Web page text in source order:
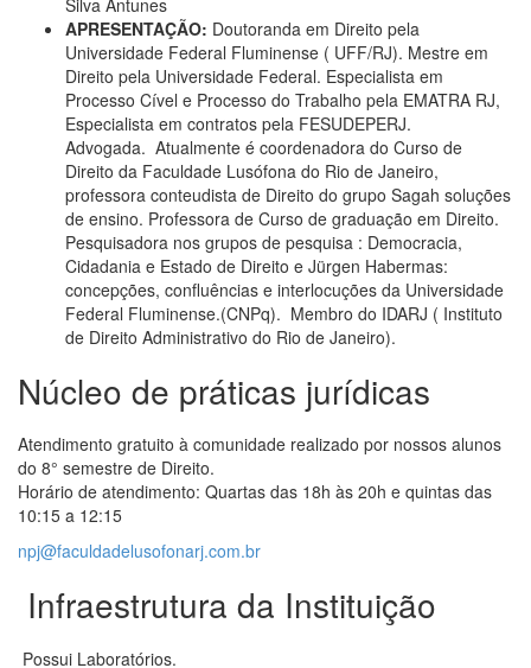
APRESENTAÇÃO: Doutoranda em Direito pela
Universidade Federal Fluminense ( UFF/RJ). Mestre em
Direito pela Universidade Federal. Especialista em
Processo Cível e Processo do Trabalho pela EMATRA RJ,
Especialista em contratos pela FESUDEPERJ.
Advogada. Atualmente é coordenadora do Curso de
Direito da Faculdade Lusófona do Rio de Janeiro,
professora conteudista de Direito do grupo Sagah soluções
de ensino. Professora de Curso de graduação em Direito.
Pesquisadora nos grupos de pesquisa : Democracia,
Cidadania e Estado de Direito e Jürgen Habermas:
concepções, confluências e interlocuções da Universidade
Federal Fluminense.(CNPq). Membro do IDARJ ( Instituto
de Direito Administrativo do Rio de Janeiro).
Núcleo de práticas jurídicas
Atendimento gratuito à comunidade realizado por nossos alunos
do 8° semestre de Direito.
Horário de atendimento: Quartas das 18h às 20h e quintas das
10:15 a 12:15
npj@faculdadelusofonarj.com.br
Infraestrutura da Instituição
Possui Laboratórios.